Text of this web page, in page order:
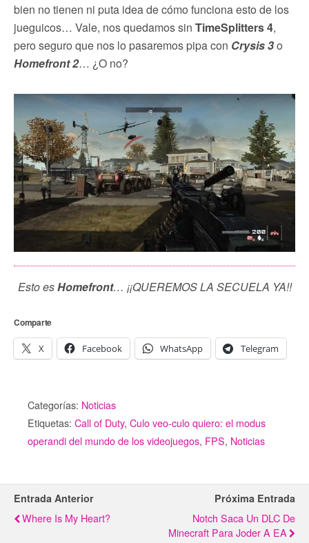
bien no tienen ni puta idea de cómo funciona esto de los
jueguicos… Vale, nos quedamos sin TimeSplitters 4,
pero seguro que nos lo pasaremos pipa con Crysis 3o
Homefront 2… ¿O no?
Esto esHomefront… ¡¡QUEREMOS LA SECUELA YA!!
Comparte
X Facebook WhatsApp Telegram
Categorías: Noticias
Etiquetas: Call of Duty, Culo veo-culo quiero: el modus
operandi del mundo de los videojuegos, FPS, Noticias
Entrada Anterior
Where Is My Heart?
Próxima Entrada
Notch Saca Un DLC De
Minecraft Para Joder A EA